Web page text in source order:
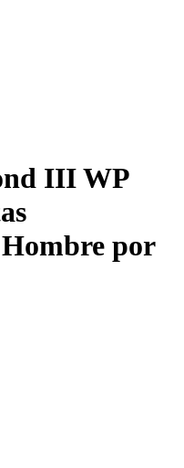
III WP
por